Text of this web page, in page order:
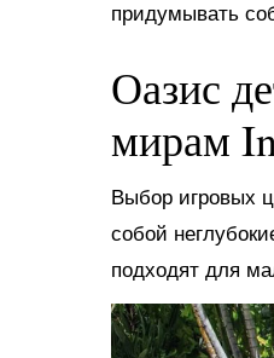
придумывать
Оазис
мирам
Выбор игровых
собой
подходят для